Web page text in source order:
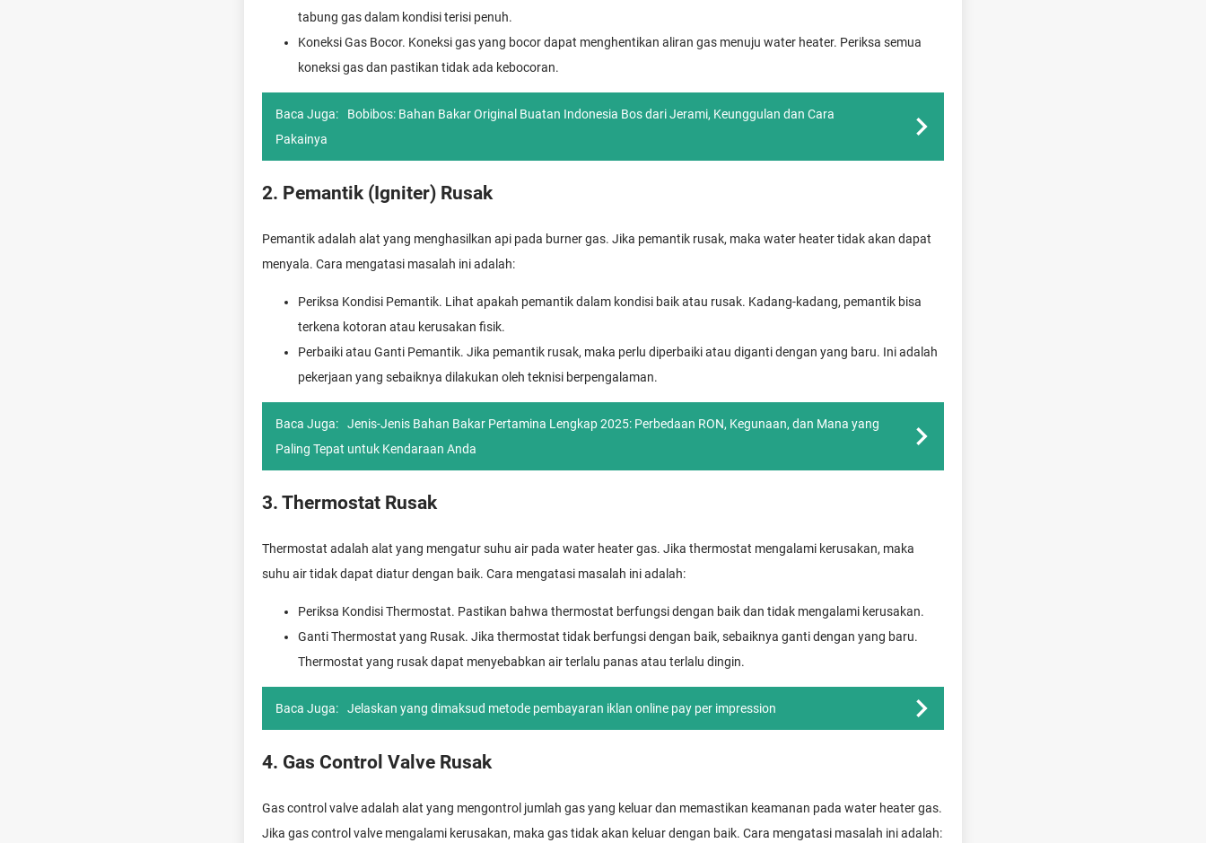
tabung gas dalam kondisi terisi penuh.
Koneksi Gas Bocor. Koneksi gas yang bocor dapat menghentikan aliran gas menuju water heater. Periksa semua
koneksi gas dan pastikan tidak ada kebocoran.
Baca Juga:
Bobibos: Bahan Bakar Original Buatan Indonesia Bos dari Jerami, Keunggulan dan Cara
Pakainya
2. Pemantik (Igniter) Rusak
Pemantik adalah alat yang menghasilkan api pada burner gas. Jika pemantik rusak, maka water heater tidak akan dapat
menyala. Cara mengatasi masalah ini adalah:
Periksa Kondisi Pemantik. Lihat apakah pemantik dalam kondisi baik atau rusak. Kadang-kadang, pemantik bisa
terkena kotoran atau kerusakan fisik.
Perbaiki atau Ganti Pemantik. Jika pemantik rusak, maka perlu diperbaiki atau diganti dengan yang baru. Ini adalah
pekerjaan yang sebaiknya dilakukan oleh teknisi berpengalaman.
Baca Juga:
Jenis-Jenis Bahan Bakar Pertamina Lengkap 2025: Perbedaan RON, Kegunaan, dan Mana yang
Paling Tepat untuk Kendaraan Anda
3. Thermostat Rusak
Thermostat adalah alat yang mengatur suhu air pada water heater gas. Jika thermostat mengalami kerusakan, maka
suhu air tidak dapat diatur dengan baik. Cara mengatasi masalah ini adalah:
Periksa Kondisi Thermostat. Pastikan bahwa thermostat berfungsi dengan baik dan tidak mengalami kerusakan.
Ganti Thermostat yang Rusak. Jika thermostat tidak berfungsi dengan baik, sebaiknya ganti dengan yang baru.
Thermostat yang rusak dapat menyebabkan air terlalu panas atau terlalu dingin.
Baca Juga: Jelaskan yang dimaksud metode pembayaran iklan online pay per impression
4. Gas Control Valve Rusak
Gas control valve adalah alat yang mengontrol jumlah gas yang keluar dan memastikan keamanan pada water heater gas.
Jika gas control valve mengalami kerusakan, maka gas tidak akan keluar dengan baik. Cara mengatasi masalah ini adalah: